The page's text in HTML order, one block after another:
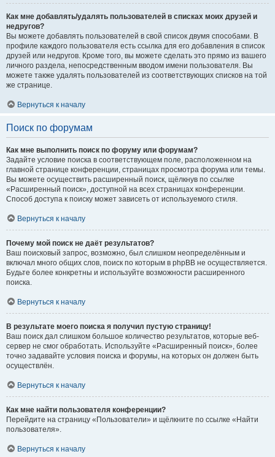
Как мне добавлять/удалять пользователей в списках моих друзей и
недругов?
Вы можете добавлять пользователей в свой список двумя способами. В
профиле каждого пользователя есть ссылка для его добавления в список
друзей или недругов. Кроме того, вы можете сделать это прямо из вашего
личного раздела, непосредственным вводом имени пользователя. Вы
можете также удалять пользователей из соответствующих списков на той
же странице.
Вернуться к началу
Поиск по форумам
Как мне выполнить поиск по форуму или форумам?
Задайте условие поиска в соответствующем поле, расположенном на
главной странице конференции, страницах просмотра форума или темы.
Вы можете осуществить расширенный поиск, щёлкнув по ссылке
«Расширенный поиск», доступной на всех страницах конференции.
Способ доступа к поиску может зависеть от используемого стиля.
Вернуться к началу
Почему мой поиск не даёт результатов?
Ваш поисковый запрос, возможно, был слишком неопределённым и
включал много общих слов, поиск по которым в phpBB не осуществляется.
Будьте более конкретны и используйте возможности расширенного
поиска.
Вернуться к началу
В результате моего поиска я получил пустую страницу!
Ваш поиск дал слишком большое количество результатов, которые веб-
сервер не смог обработать. Используйте «Расширенный поиск», более
точно задавайте условия поиска и форумы, на которых он должен быть
осуществлён.
Вернуться к началу
Как мне найти пользователя конференции?
Перейдите на страницу «Пользователи» и щёлкните по ссылке «Найти
пользователя».
Вернуться к началу